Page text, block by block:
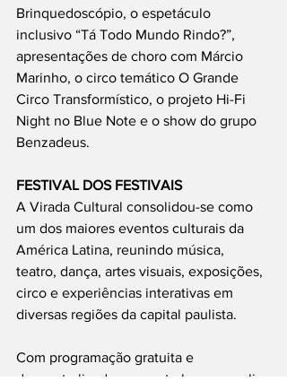
Brinquedoscópio, o espetáculo
inclusivo “Tá Todo Mundo Rindo?”,
apresentações de choro com Márcio
Marinho, o circo temático O Grande
Circo Transformístico, o projeto Hi-Fi
Night no Blue Note e o show do grupo
Benzadeus.
FESTIVAL DOS FESTIVAIS
A Virada Cultural consolidou-se como
um dos maiores eventos culturais da
América Latina, reunindo música,
teatro, dança, artes visuais, exposições,
circo e experiências interativas em
diversas regiões da capital paulista.
Com programação gratuita e
descentralizada, o evento busca ampliar